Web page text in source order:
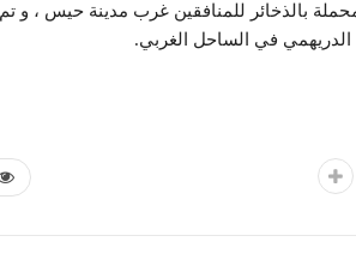
بالذخائر للمنافقين غرب مدينة حيس ، و تم
في الساحل الغربي.